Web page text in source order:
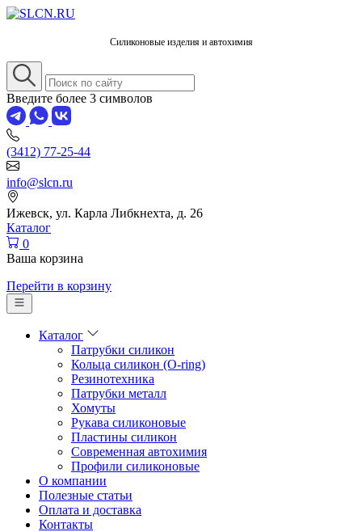
Силиконовые изделия и автохимия
Введите более 3 символов
(3412) 77-25-44
info@slcn.ru
Ижевск, ул. Карла Либкнехта, д. 26
Каталог
0
Ваша корзина
Перейти в корзину
Каталог
Патрубки силикон
Кольца силикон (O-ring)
Резинотехника
Патрубки металл
Хомуты
Рукава силиконовые
Пластины силикон
Современная автохимия
Профили силиконовые
О компании
Полезные статьи
Оплата и доставка
Контакты